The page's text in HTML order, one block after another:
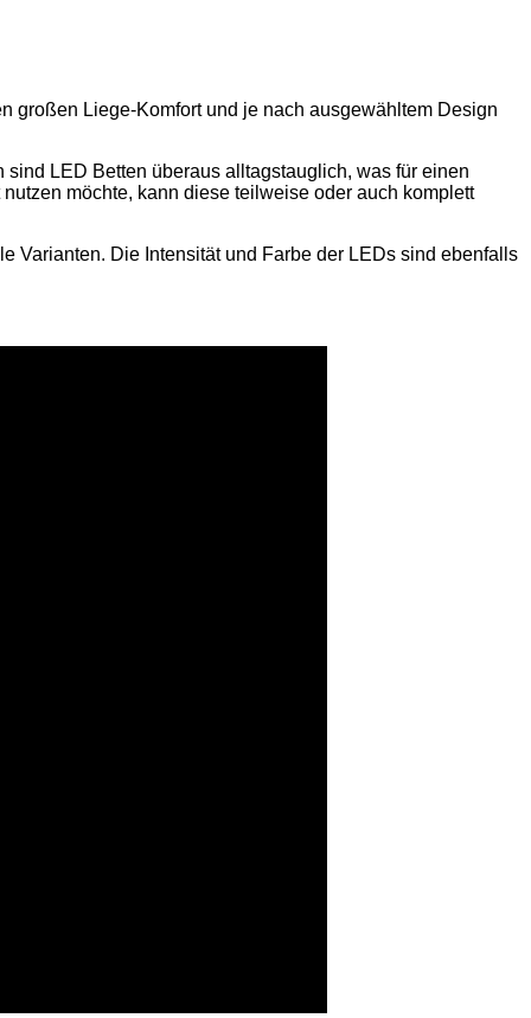
großen Liege-Komfort und je nach ausgewähltem Design
LED Betten überaus alltagstauglich, was für einen
möchte, kann diese teilweise oder auch komplett
Varianten. Die Intensität und Farbe der LEDs sind ebenfalls